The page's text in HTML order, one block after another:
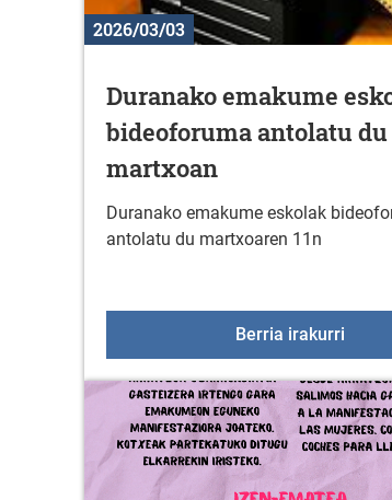
2026/03/03
Duranako emakume
bideoforuma antolatu du
martxoan
Duranako emakume eskolak
antolatu du martxoaren 11n
Berria irakurri